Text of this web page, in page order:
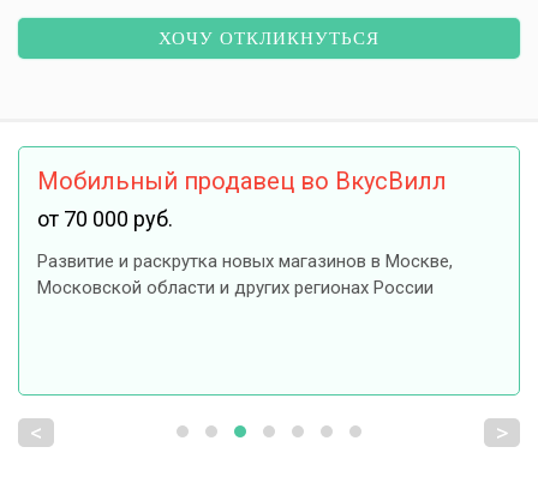
ХОЧУ ОТКЛИКНУТЬСЯ
Мобильный продавец во ВкусВилл
от 70 000 руб.
Развитие и раскрутка новых магазинов в Москве,
Московской области и других регионах России
< >